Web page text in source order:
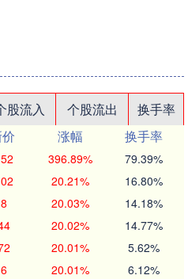
股流入 个股流出
换手率
涨幅
换手率
396.89% 79.39%
20.21% 16.80%
20.03% 14.18%
20.02% 14.77%
20.01% 5.62%
20.01% 6.12%